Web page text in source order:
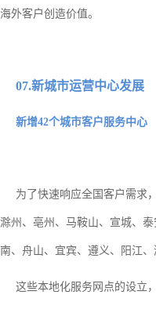
海外客户创造价值。
07.新城市运营中心发展
新增42个城市客户服务中心
为了快速响应全国客户需求
滁州、亳州、马鞍山、宣城、
南、舟山、宜宾、遵义、阳江
这些本地化服务网点的设立